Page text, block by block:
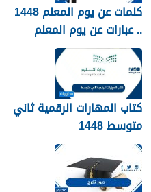
كلمات عن يوم المعلم 1448
.. عبارات عن يوم المعلم
مكتوبة 1448
كتاب المهارات الرقمية ثاني
متوسط 1448